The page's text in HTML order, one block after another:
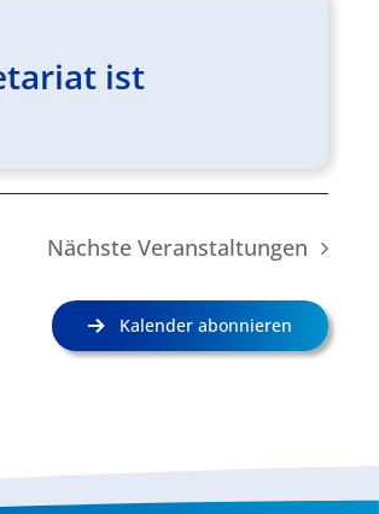
ist
NächsteVeranstaltungen
Kalender abonnieren